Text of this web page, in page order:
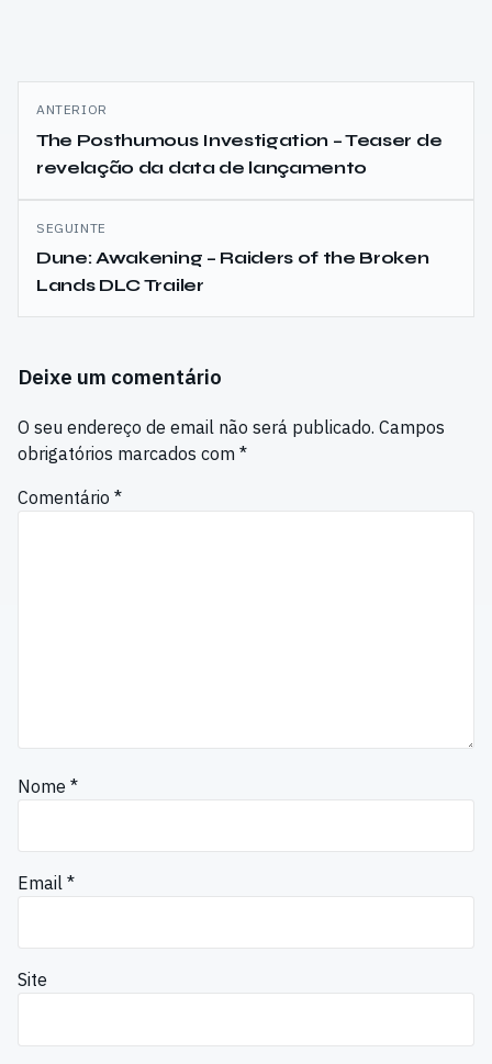
Navegação
de
artigos
ANTERIOR
The Posthumous Investigation – Teaser de
revelação da data de lançamento
SEGUINTE
Dune: Awakening – Raiders of the Broken
Lands DLC Trailer
Deixe um comentário
O seu endereço de email não será publicado. Campos
obrigatórios marcados com *
Comentário *
Nome *
Email *
Site